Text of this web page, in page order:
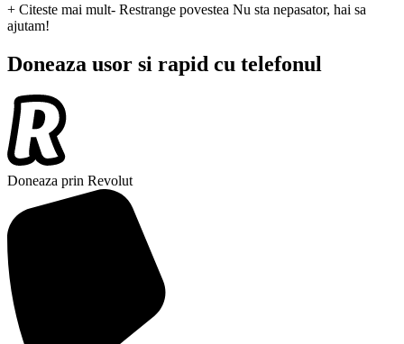
+ Citeste mai mult- Restrange povestea Nu sta nepasator, hai sa
ajutam!
Doneaza usor si rapid cu telefonul
Doneaza prin Revolut